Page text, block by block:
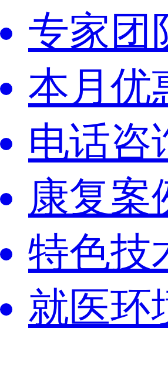
专家团
本月优
电话咨
康复案
特色技
就医环